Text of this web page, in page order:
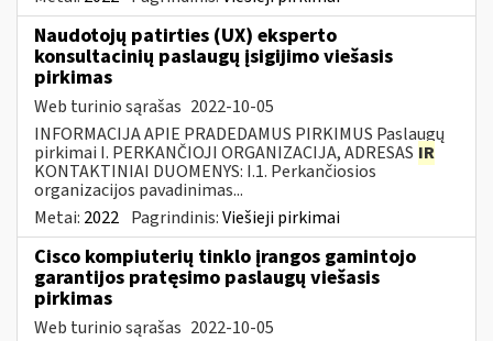
Naudotojų patirties (UX) eksperto
konsultacinių paslaugų įsigijimo viešasis
pirkimas
Web turinio sąrašas 2022-10-05
INFORMACIJA APIE PRADEDAMUS PIRKIMUS Paslaugų
pirkimai I. PERKANČIOJI ORGANIZACIJA, ADRESAS IR
KONTAKTINIAI DUOMENYS: I.1. Perkančiosios
organizacijos pavadinimas...
Metai: 2022 Pagrindinis:Viešieji pirkimai
Cisco kompiuterių tinklo įrangos gamintojo
garantijos pratęsimo paslaugų viešasis
pirkimas
Web turinio sąrašas 2022-10-05